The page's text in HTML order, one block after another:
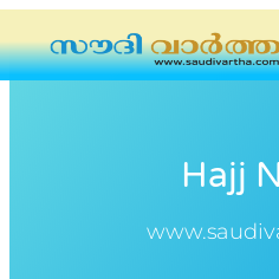
Hajj